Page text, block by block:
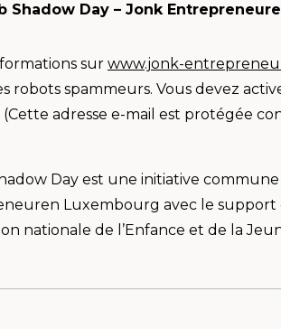
Shadow Day – Jonk
sur www.jonk-
robots spammeurs. Vous devez
Cette adresse e-mail est protégée
Day est une initiative
Luxembourg avec le support
nationale de l’Enfance et de la